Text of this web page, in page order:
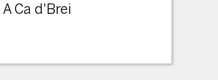
Ca d'Brei